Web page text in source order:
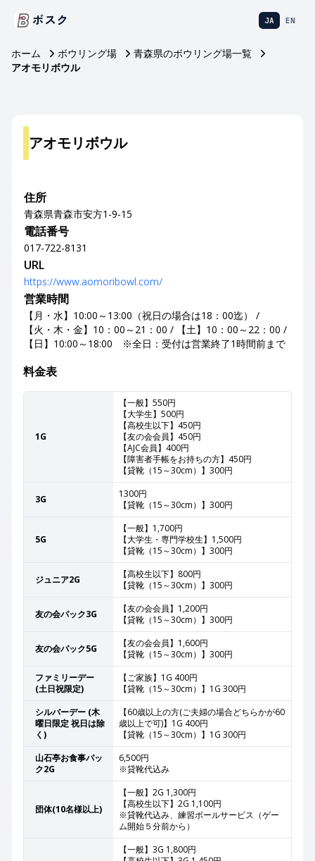
ボスク JA EN
ホーム ボウリング場
青森県のボウリング場一覧
アオモリボウル
アオモリボウル
住所
青森県青森市安方1-9-15
電話番号
017-722-8131
URL
https://www.aomoribowl.com/
営業時間
【月・水】10:00～13:00（祝日の場合は18：00迄） /
【火・木・金】10：00～21：00 / 【土】10：00～22：00 /
【日】10:00～18:00 ※全日：受付は営業終了1時間前まで
料金表
1G
【一般】550円
【大学生】500円
【高校生以下】450円
【友の会会員】450円
【AJC会員】400円
【障害者手帳をお持ちの方】450円
【貸靴（15～30cm）】300円
3G
1300円
【貸靴（15～30cm）】300円
5G
【一般】1,700円
【大学生・専門学校生】1,500円
【貸靴（15～30cm）】300円
ジュニア2G
【高校生以下】800円
【貸靴（15～30cm）】300円
友の会パック3G
【友の会会員】1,200円
【貸靴（15～30cm）】300円
友の会パック5G
【友の会会員】1,600円
【貸靴（15～30cm）】300円
ファミリーデー
(土日祝限定)
【ご家族】1G 400円
【貸靴（15～30cm）】1G 300円
シルバーデー (木
曜日限定 祝日は除
く)
【60歳以上の方(ご夫婦の場合どちらかが60
歳以上で可)】1G 400円
【貸靴（15～30cm）】1G 300円
山石亭お食事パッ
ク2G
6,500円
※貸靴代込み
団体(10名様以上)
【一般】2G 1,300円
【高校生以下】2G 1,100円
※貸靴代込み、練習ボールサービス（ゲー
ム開始５分前から）
【一般】3G 1,800円